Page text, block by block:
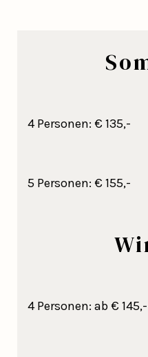
4 Personen: € 135,-
5 Personen: € 155,-
4 Personen: ab € 145,-